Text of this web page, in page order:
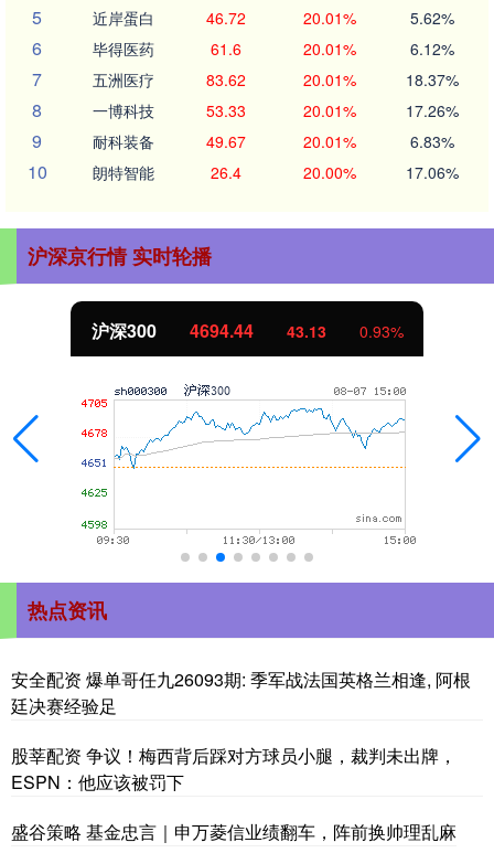
5 近岸蛋白 46.72 20.01% 5.62%
6 毕得医药 61.6 20.01% 6.12%
7 五洲医疗 83.62 20.01% 18.37%
8 一博科技 53.33 20.01% 17.26%
9 耐科装备 49.67 20.01% 6.83%
10 朗特智能 26.4 20.00% 17.06%
沪深京行情 实时轮播
北证50 1134.24 11.37
热点资讯
安全配资 爆单哥任九26093期: 季军战法国英格兰相逢, 阿根
廷决赛经验足
股莘配资 争议！梅西背后踩对方球员小腿，裁判未出牌，
ESPN：他应该被罚下
盛谷策略 基金忠言｜申万菱信业绩翻车，阵前换帅理乱麻